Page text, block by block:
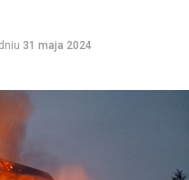
31 maja 2024